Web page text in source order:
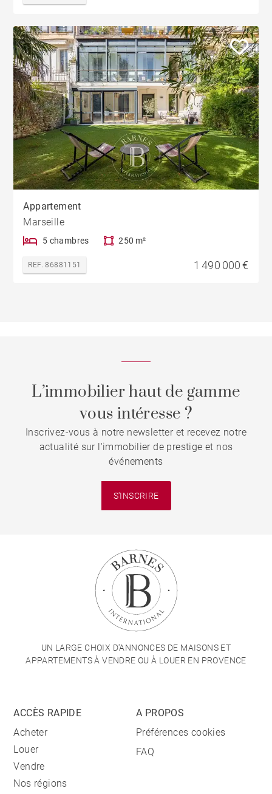
Appartement
Marseille
5 chambres 250 m²
REF. 86881151 1 490 000 €
L’immobilier haut de gamme
vous intéresse ?
Inscrivez-vous à notre newsletter et recevez notre
actualité sur l'immobilier de prestige et nos
événements
S'INSCRIRE
UN LARGE CHOIX D'ANNONCES DE MAISONS ET
APPARTEMENTS À VENDRE OU À LOUER EN PROVENCE
ACCÈS RAPIDE
Acheter
Louer
Vendre
Nos régions
A PROPOS
Préférences cookies
FAQ